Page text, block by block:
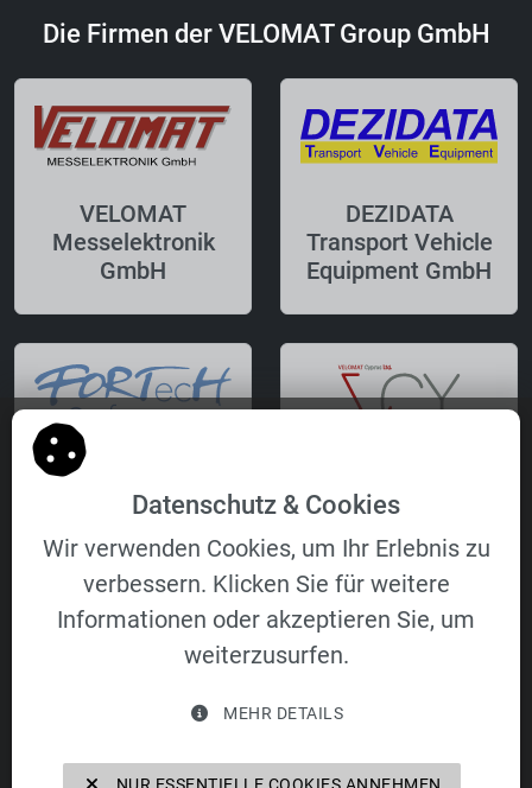
Die Firmen der VELOMAT Group GmbH
VELOMAT
Messelektronik
GmbH
DEZIDATA
Transport Vehicle
Equipment GmbH
Software GmbH
Ltd.
VELOMAT
Verwaltungs
Datenschutz & Cookies
Wir verwenden Cookies, um Ihr Erlebnis zu
verbessern. Klicken Sie für weitere
Informationen oder akzeptieren Sie, um
weiterzusurfen.
MEHR DETAILS